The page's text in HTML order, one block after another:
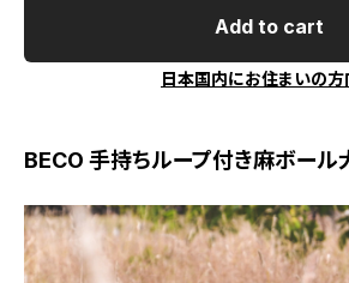
Add to cart
日本国内にお住まいの方
BECO 手持ちループ付き麻ボール犬